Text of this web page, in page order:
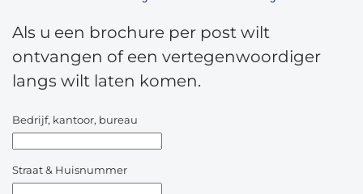
Als u een brochure per post wilt
ontvangen of een vertegenwoordiger
langs wilt laten komen.
Bedrijf, kantoor, bureau
Straat & Huisnummer